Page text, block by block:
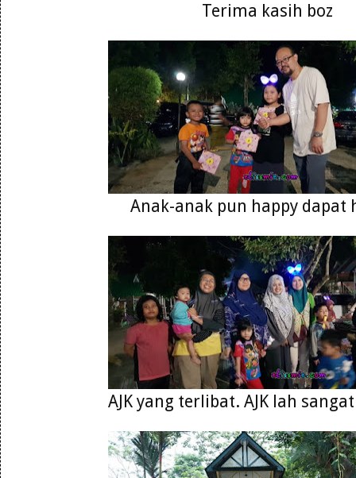
Terima kasih boz
Anak-anak pun happy dapat
AJK yang terlibat. AJK lah